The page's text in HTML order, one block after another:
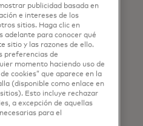
clave
que permite a
pagos de
contacto o
desde
NFC.
publicidad basada en
e intereses de los
sitios. Haga clic en
adelante para conocer qué
sitio y las razones de ello.
preferencias de
momento haciendo uso de
cookies” que aparece en la
(disponible como enlace en
Esto incluye rechazar
a excepción de aquellas
para el